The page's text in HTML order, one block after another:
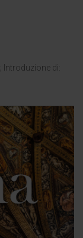
; Introduzione di: